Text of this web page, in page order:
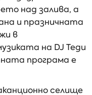
над залива, а
и празничната
в
на DJ Теди
програма е
селище